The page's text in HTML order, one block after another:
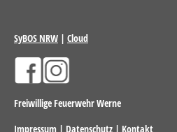
SyBOS NRW | Cloud
Freiwillige Feuerwehr Werne
Impressum | Datenschutz | Kontakt